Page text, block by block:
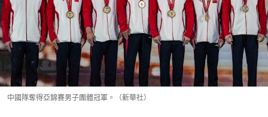
中國隊奪得亞錦賽男子團體冠軍。（新華社）